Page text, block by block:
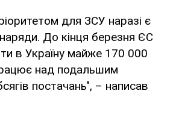
для ЗСУ наразі є
До кінця березня ЄС
в Україну майже 170 000
над подальшим
постачань", – написав